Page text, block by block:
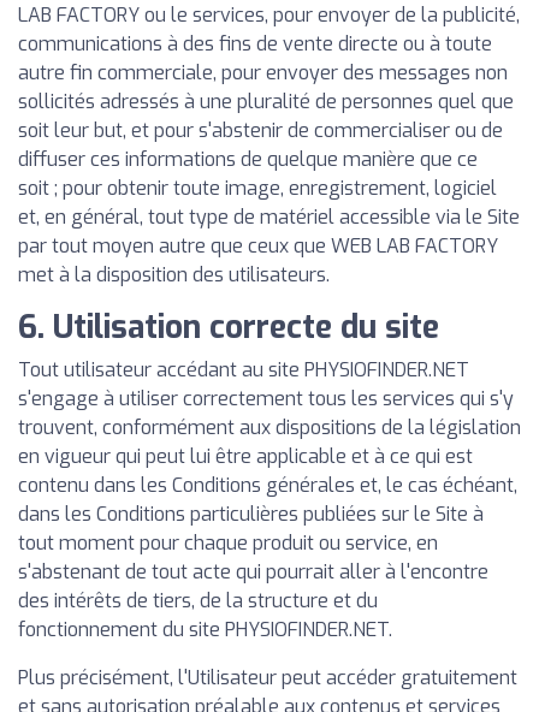
LAB FACTORY ou le services, pour envoyer de la publicité,
communications à des fins de vente directe ou à toute
autre fin commerciale, pour envoyer des messages non
sollicités adressés à une pluralité de personnes quel que
soit leur but, et pour s'abstenir de commercialiser ou de
diffuser ces informations de quelque manière que ce
soit ; pour obtenir toute image, enregistrement, logiciel
et, en général, tout type de matériel accessible via le Site
par tout moyen autre que ceux que WEB LAB FACTORY
met à la disposition des utilisateurs.
6. Utilisation correcte du site
Tout utilisateur accédant au site PHYSIOFINDER.NET
s'engage à utiliser correctement tous les services qui s'y
trouvent, conformément aux dispositions de la législation
en vigueur qui peut lui être applicable et à ce qui est
contenu dans les Conditions générales et, le cas échéant,
dans les Conditions particulières publiées sur le Site à
tout moment pour chaque produit ou service, en
s'abstenant de tout acte qui pourrait aller à l'encontre
des intérêts de tiers, de la structure et du
fonctionnement du site PHYSIOFINDER.NET.
Plus précisément, l'Utilisateur peut accéder gratuitement
et sans autorisation préalable aux contenus et services